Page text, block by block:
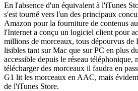
En l'absence d'un équivalent à l'iTunes
s'est tourné vers l'un des principaux
Amazon pour la fourniture de contenus
l'Internet a conçu un logiciel client pour
millions de morceaux, tous dépourvus
lisibles tant sur Mac que sur PC en plus
accessible depuis le réseau téléphonique,
télécharger des morceaux il faudra en
G1 lit les morceaux en AAC, mais
de l'iTunes Store.